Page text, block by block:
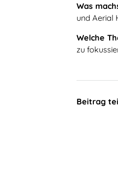
Was
und Aerial
Welche
zu
Beitrag